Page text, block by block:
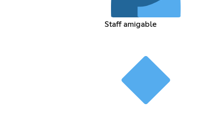
Staff amigable